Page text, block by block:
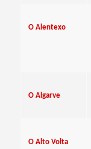
O Alentexo
O Algarve
O Alto Volta